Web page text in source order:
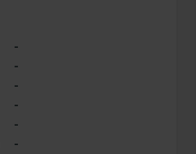
-
-
-
-
-
-